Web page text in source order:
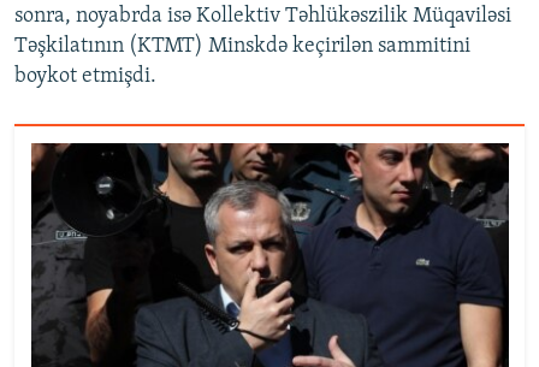
sonra, noyabrda isə Kollektiv Təhlükəszilik Müqaviləsi
Təşkilatının (KTMT) Minskdə keçirilən sammitini
boykot etmişdi.